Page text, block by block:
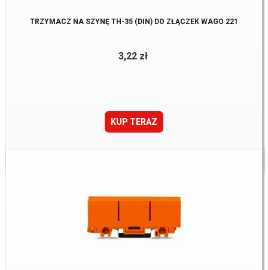
TRZYMACZ NA SZYNĘ TH-35 (DIN) DO ZŁĄCZEK WAGO 221
3,22 zł
KUP TERAZ
Dostępne:31 Szt.